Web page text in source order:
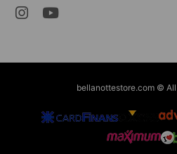
bellanottestore.com ©